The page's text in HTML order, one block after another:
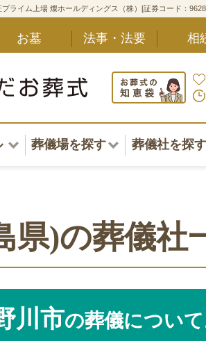
ライム上場 燦ホールディングス（株）[証券コード：
お墓 法事・法要 相
ト
儀後まで
葬儀場を探す
東北・甲信越・北陸
関東
中部・東海
関西
葬儀社を探す
東北・甲信
関東
中部・東海
関西
県)の葬儀社
川市の葬儀につい